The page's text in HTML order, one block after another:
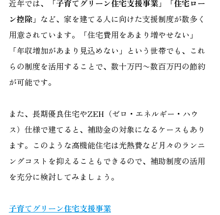
近年では、
「子育てグリーン住宅支援事業」「住宅ロー
ン控除」 など、家を建てる人に向けた支援制度が数多く
用意されています。「住宅費用をあまり増やせない」
「年収増加があまり見込めない」という世帯でも、これ
らの制度を活用することで、数十万円〜数百万円の節約
が可能です。
また、長期優良住宅やZEH（ゼロ・エネルギー・ハウ
ス）仕様で建てると、補助金の対象になるケースもあり
ます。このような高機能住宅は光熱費など月々のランニ
ングコストを抑えることもできるので、補助制度の活用
を充分に検討してみましょう。
子育てグリーン住宅支援事業